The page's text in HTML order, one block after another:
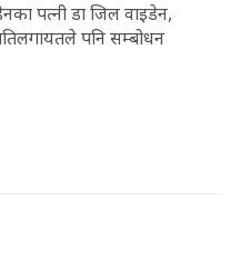
पत्नी डा जिल वाइडेन,
पनि सम्बोधन